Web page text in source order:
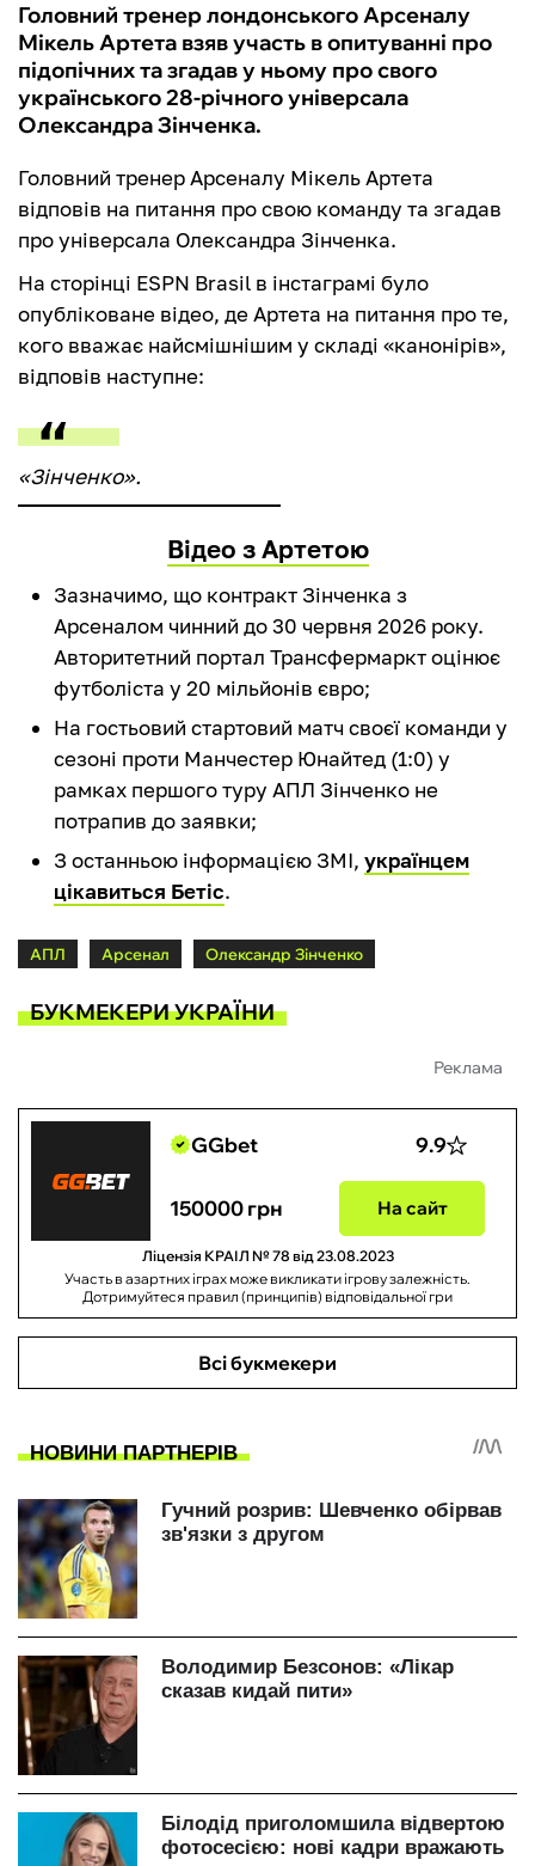
Головний тренер лондонського Арсеналу
Мікель Артета взяв участь в опитуванні про
підопічних та згадав у ньому про свого
українського 28-річного універсала
Олександра Зінченка.
Головний тренер Арсеналу Мікель Артета
відповів на питання про свою команду та згадав
про універсала Олександра Зінченка.
На сторінці ESPN Brasil в інстаграмі було
опубліковане відео, де Артета на питання про те,
кого вважає найсмішнішим у складі «канонірів»,
відповів наступне:
«Зінченко».
Відео з Артетою
Зазначимо, що контракт Зінченка з
Арсеналом чинний до 30 червня 2026 року.
Авторитетний портал Трансфермаркт оцінює
футболіста у 20 мільйонів євро;
На гостьовий стартовий матч своєї команди у
сезоні проти Манчестер Юнайтед (1:0) у
рамках першого туру АПЛ Зінченко не
потрапив до заявки;
З останньою інформацією ЗМІ, українцем
цікавиться Бетіс.
АПЛ Арсенал Олександр Зінченко
БУКМЕКЕРИ УКРАЇНИ
Реклама
GGbet 9.9
150000 грн На сайт
Ліцензія КРАІЛ № 78 від 23.08.2023
Участь в азартних іграх може викликати ігрову залежність.
Дотримуйтеся правил (принципів) відповідальної гри
Всі букмекери